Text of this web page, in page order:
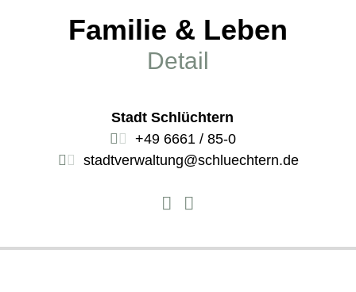
Familie & Leben
Detail
Stadt Schlüchtern
+49 6661 / 85-0
stadtverwaltung@schluechtern.de